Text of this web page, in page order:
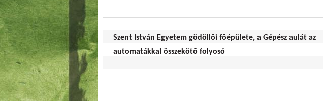
Szent István Egyetem gödöllõi fõépülete, a Gépész aulát az
automatákkal összekötõ folyosó